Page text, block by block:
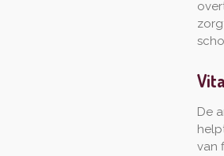
De
van